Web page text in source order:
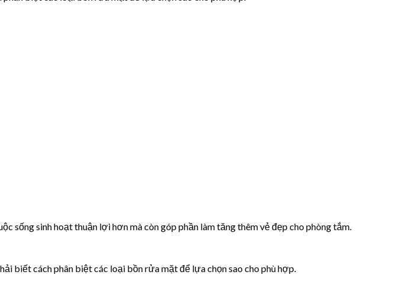
sống sinh hoạt thuận lợi hơn mà còn góp phần làm tăng thêm vẻ đẹp cho phòng tắm.
biết cách phân biệt các loại bồn rửa mặt để lựa chọn sao cho phù hợp.